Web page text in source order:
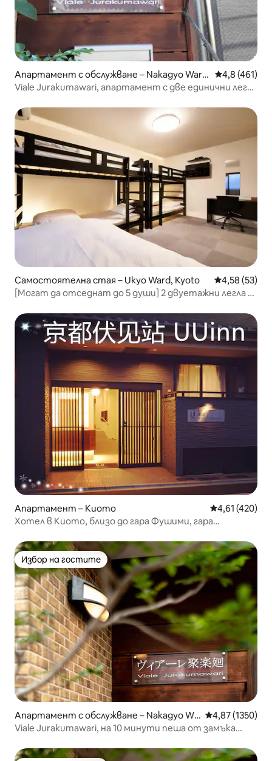
Апартамент с обслужване – Nakagyo Ward,
Kyoto
Средна
4,8 (461)
Viale Jurakumawari, апартамент с две единични легла
Самостоятелна стая – Ukyo Ward, Kyoto Средна
4,58 (53)
[Могат да отседнат до 5 души] 2 двуетажни легла и
Апартамент – Киото Средна
4,61 (420)
Хотел в Киото, близо до гара Фушими, гара
големи двойни легла, близо до светилището Ясака и
светилището Инха, безплатен Wi-Fi за бизнес
Избор на гостите
Избор на гостите
Апартамент с обслужване – Nakagyo Wa
rd, Kyoto
Средна
4,87 (1350)
Viale Jurakumawari, на 10 минути пеша от замъка